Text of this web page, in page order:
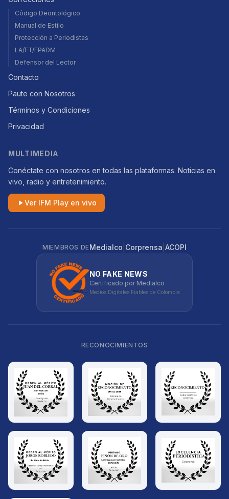
Código Deontológico
Manual de Estilo
Protección a Periodistas
LA/FT/FPADM
Defensor del Lector
Contacto
Paute con Nosotros
Términos y Condiciones
Privacidad
MULTIMEDIA
Conéctate con nosotros en todas las plataformas. Noticias en
vivo, radio y entretenimiento.
Ver IFM Play en vivo
MIEMBROS DEMedialco Corprensa ACOPI
NO FAKE NEWS
Certificado por Medialco
Medios Digitales Fiables de Colombia
RECONOCIMIENTOS